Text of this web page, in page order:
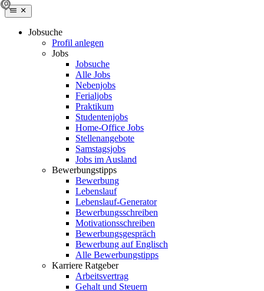
Jobsuche
Profil anlegen
Jobs
Jobsuche
Alle Jobs
Nebenjobs
Ferialjobs
Praktikum
Studentenjobs
Home-Office Jobs
Stellenangebote
Samstagsjobs
Jobs im Ausland
Bewerbungstipps
Bewerbung
Lebenslauf
Lebenslauf-Generator
Bewerbungsschreiben
Motivationsschreiben
Bewerbungsgespräch
Bewerbung auf Englisch
Alle Bewerbungstipps
Karriere Ratgeber
Arbeitsvertrag
Gehalt und Steuern